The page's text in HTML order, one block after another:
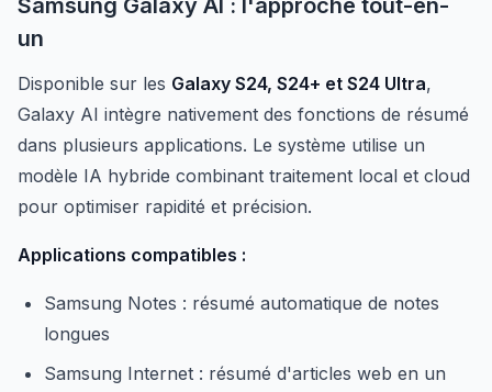
Samsung Galaxy AI : l'approche tout-en-
un
Disponible sur les Galaxy S24, S24+ et S24 Ultra,
Galaxy AI intègre nativement des fonctions de résumé
dans plusieurs applications. Le système utilise un
modèle IA hybride combinant traitement local et cloud
pour optimiser rapidité et précision.
Applications compatibles :
Samsung Notes : résumé automatique de notes
longues
Samsung Internet : résumé d'articles web en un